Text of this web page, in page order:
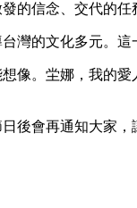
的信念、交代的任
灣的⽂化多元。這
。坣娜，我的
後會再通知⼤家，